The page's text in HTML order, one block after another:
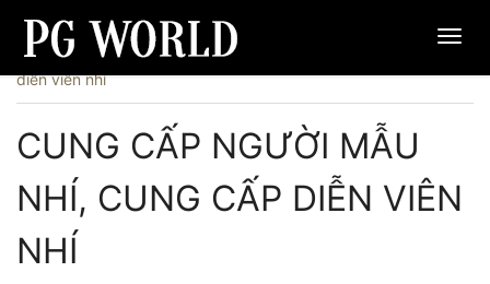
Trang chủ › Dịch Vụ›Cung cấp người mẫu nhí, cung cấp
diễn viên nhí
CUNG CẤP NGƯỜI MẪU
NHÍ, CUNG CẤP DIỄN VIÊN
NHÍ